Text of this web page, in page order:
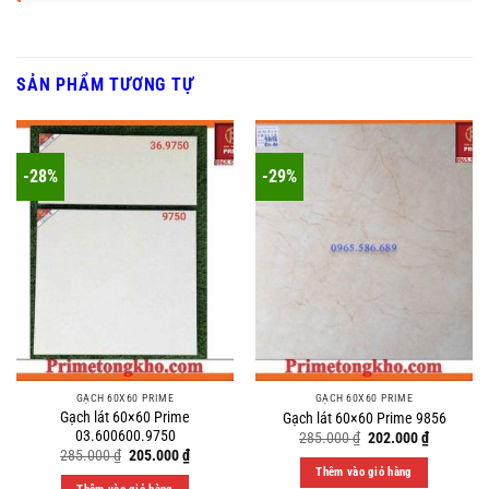
SẢN PHẨM TƯƠNG TỰ
-28%
GẠCH 60X60 PRIME
Gạch lát 60×60 Prime
03.600600.9750
285.000₫ Original
was:
205.000₫Current
price
-29%
GẠCH 60X60 PRIME
Gạch lát 60×60 Prime 9856
285.000₫ Original
was:
285.000 ₫.
202.000₫Current
price
Thêm vào giỏ hàng